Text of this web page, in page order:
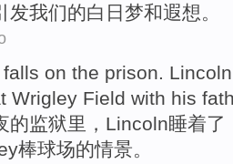
发我们的白日梦和遐想。
falls on the prison
Wrigley Field with his
的监狱里 ， Lincoln睡着了
棒球场的情景。